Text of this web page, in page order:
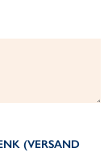
(VERSAND